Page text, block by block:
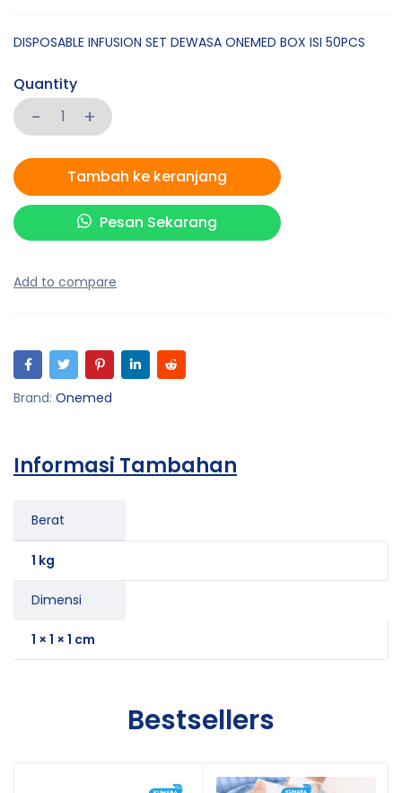
DISPOSABLE INFUSION SET DEWASA ONEMED BOX ISI 50PCS
Quantity
Tambah ke keranjang
Pesan Sekarang
Brand: Onemed
Informasi Tambahan
Berat
1 kg
Dimensi
1 × 1 × 1 cm
Bestsellers